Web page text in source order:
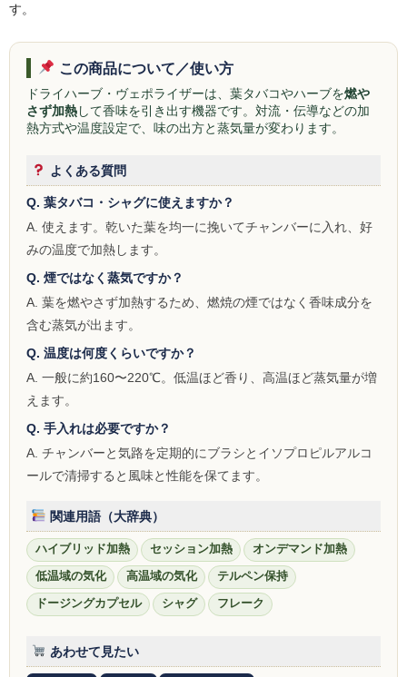
す。
この商品について／使い方
ドライハーブ・ヴェポライザーは、葉タバコやハーブを燃や
さず加熱して香味を引き出す機器です。対流・伝導などの加
熱方式や温度設定で、味の出方と蒸気量が変わります。
よくある質問
Q. 葉タバコ・シャグに使えますか？
A. 使えます。乾いた葉を均一に挽いてチャンバーに入れ、好
みの温度で加熱します。
Q. 煙ではなく蒸気ですか？
A. 葉を燃やさず加熱するため、燃焼の煙ではなく香味成分を
含む蒸気が出ます。
Q. 温度は何度くらいですか？
A. 一般に約160〜220℃。低温ほど香り、高温ほど蒸気量が増
えます。
Q. 手入れは必要ですか？
A. チャンバーと気路を定期的にブラシとイソプロピルアルコ
ールで清掃すると風味と性能を保てます。
関連用語（大辞典）
ハイブリッド加熱 セッション加熱 オンデマンド加熱
低温域の気化 高温域の気化 テルペン保持
ドージングカプセル シャグ フレーク
あわせて見たい